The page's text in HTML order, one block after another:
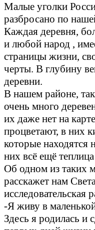
Малые уголки
разбросано по
Каждая деревня,
и любой народ ,
страницы жизни,
черты. В глубину
деревни.
В нашем районе,
очень много
их даже нет на
процветают, в них
которые находятся
них всё ещё
Об одном из таких
расскажет нам
исследовательская
-Я живу в
Здесь я родилась и